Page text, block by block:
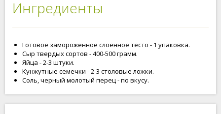
Ингредиенты
Готовое замороженное слоенное тесто - 1 упаковка.
Сыр твердых сортов - 400-500 грамм.
Яйца - 2-3 штуки.
Кунжутные семечки - 2-3 столовые ложки.
Соль, черный молотый перец - по вкусу.